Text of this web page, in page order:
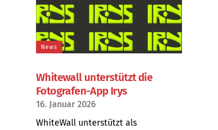
News
Whitewall unterstützt die
Fotografen-App Irys
16. Januar 2026
WhiteWall unterstützt als